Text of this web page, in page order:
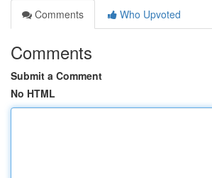
Comments
Who Upvoted
Comments
Submit a Comment
No HTML